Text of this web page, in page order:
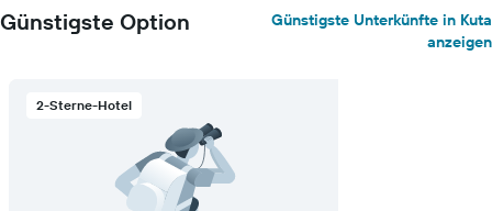
Günstigste Option
Günstigste Unterkünfte in Kuta
anzeigen
2-Sterne-Hotel